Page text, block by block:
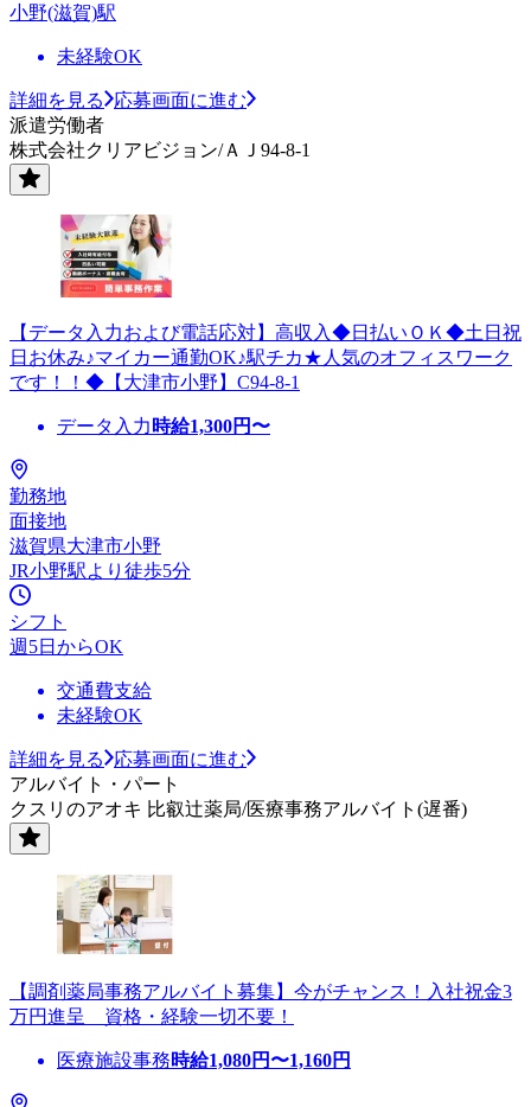
小野(滋賀)駅
未経験OK
詳細を見る
応募画面に進む
派遣労働者
株式会社クリアビジョン/ＡＪ94-8-1
【データ入力および電話応対】高収入◆日払いＯＫ◆土日祝
日お休み♪マイカー通勤OK♪駅チカ★人気のオフィスワーク
です！！◆【大津市小野】C94-8-1
データ入力 時給1,300円〜
勤務地
面接地
滋賀県大津市小野
JR小野駅より徒歩5分
シフト
週5日からOK
交通費支給
未経験OK
詳細を見る
応募画面に進む
アルバイト・パート
クスリのアオキ 比叡辻薬局/医療事務アルバイト(遅番)
【調剤薬局事務アルバイト募集】今がチャンス！入社祝金3
万円進呈 資格・経験一切不要！
医療施設事務時給1,080円〜1,160円